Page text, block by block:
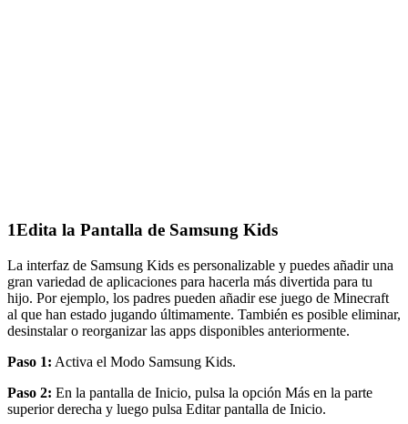
1Edita la Pantalla de Samsung Kids
La interfaz de Samsung Kids es personalizable y puedes añadir una
gran variedad de aplicaciones para hacerla más divertida para tu
hijo. Por ejemplo, los padres pueden añadir ese juego de Minecraft
al que han estado jugando últimamente. También es posible eliminar,
desinstalar o reorganizar las apps disponibles anteriormente.
Paso 1: Activa el Modo Samsung Kids.
Paso 2: En la pantalla de Inicio, pulsa la opción Más en la parte
superior derecha y luego pulsa Editar pantalla de Inicio.